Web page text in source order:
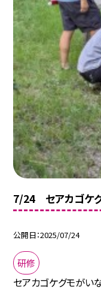
7/24 セアカゴケ
公開日 2025/07/24
研修
セアカゴケグモがい